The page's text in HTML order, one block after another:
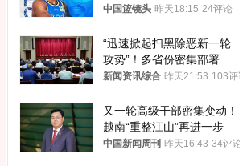
普森
中国篮镜头 昨天18:15 24评论
“迅速掀起扫黑除恶新一轮
攻势”！多省份密集部署，
公布举报方式
新闻资讯综合 昨天21:53 103评论
又一轮高级干部密集变动！
越南“重整江山”再进一步
中国新闻周刊 昨天16:43 34评论